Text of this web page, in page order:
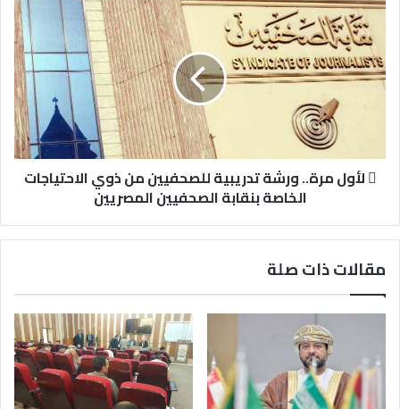
 لأول مرة.. ورشة تدريبية للصحفيين من ذوي الاحتياجات
الخاصة بنقابة الصحفيين المصريين
مقالات ذات صلة